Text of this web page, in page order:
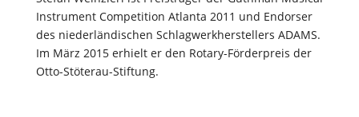
Instrument Competition Atlanta 2011 und Endorser
des niederländischen Schlagwerkherstellers ADAMS.
Im März 2015 erhielt er den Rotary-Förderpreis der
Otto-Stöterau-Stiftung.